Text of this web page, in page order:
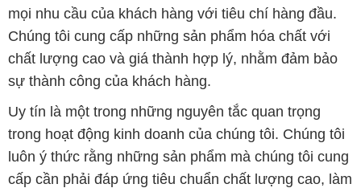
mọi nhu cầu của khách hàng với tiêu chí hàng đầu.
Chúng tôi cung cấp những sản phẩm hóa chất với
chất lượng cao và giá thành hợp lý, nhằm đảm bảo
sự thành công của khách hàng.
Uy tín là một trong những nguyên tắc quan trọng
trong hoạt động kinh doanh của chúng tôi. Chúng tôi
luôn ý thức rằng những sản phẩm mà chúng tôi cung
cấp cần phải đáp ứng tiêu chuẩn chất lượng cao, làm